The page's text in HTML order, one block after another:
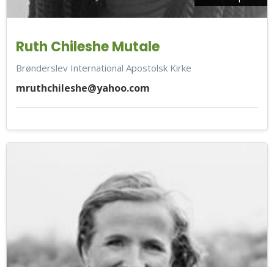
Ruth Chileshe Mutale
Brønderslev International Apostolsk Kirke
mruthchileshe@yahoo.com